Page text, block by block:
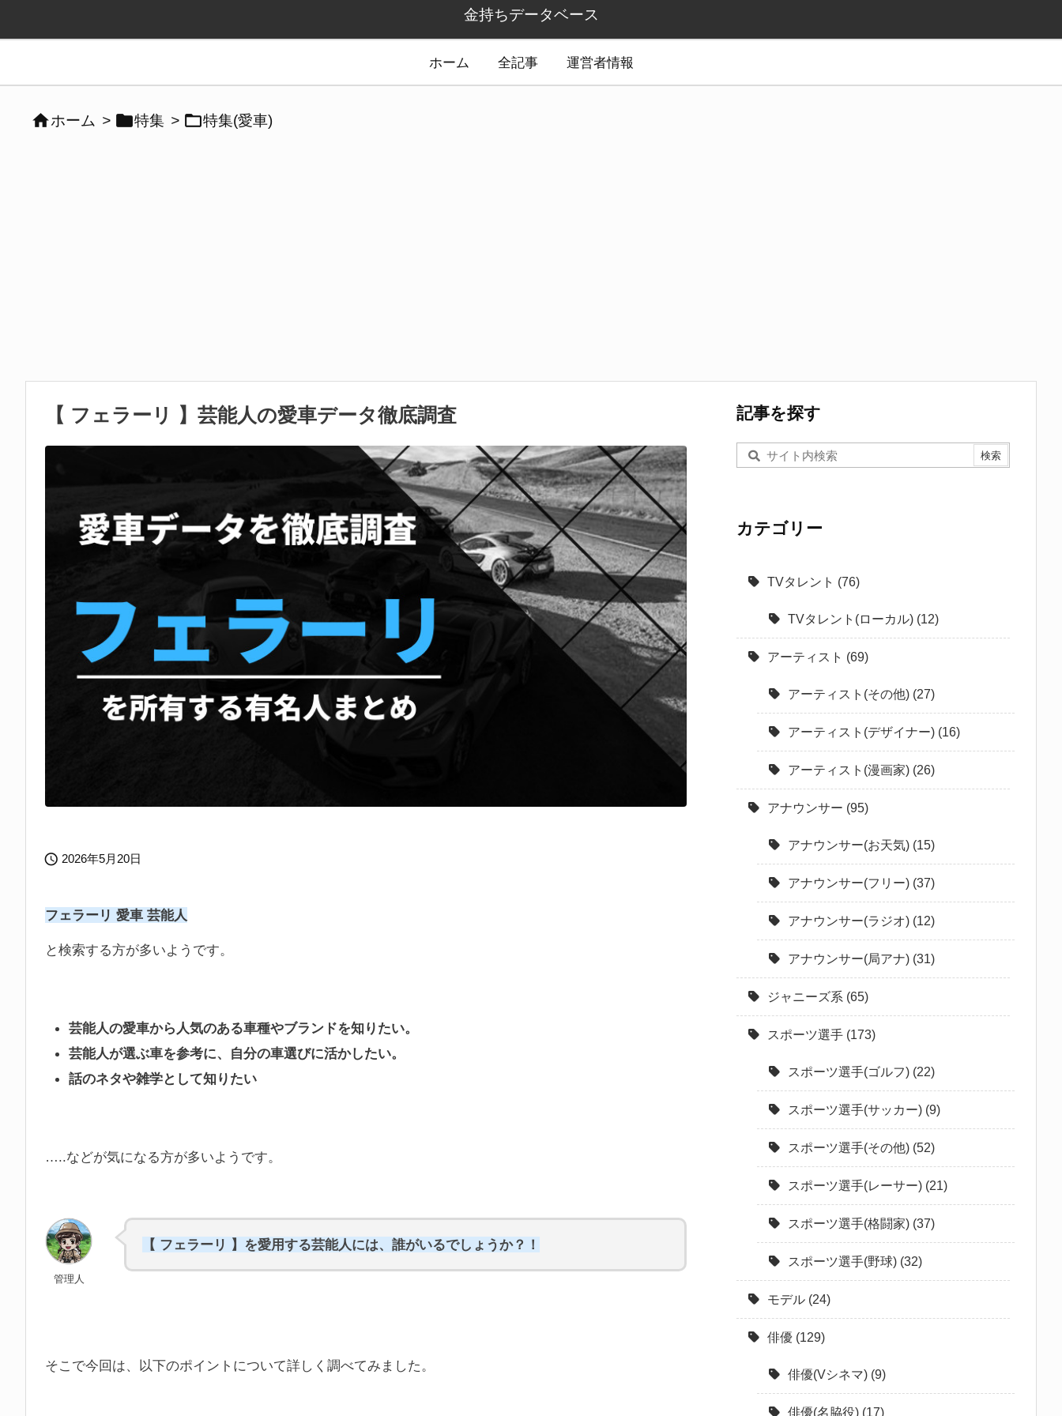
金持ちデータベース
ホーム 全記事 運営者情報
ホーム > 特集 > 特集(愛車)
【 フェラーリ 】芸能人の愛車データ徹底調査
 2026年5月20日
フェラーリ 愛車 芸能人
と検索する方が多いようです。
芸能人の愛車から人気のある車種やブランドを知りたい。
芸能人が選ぶ車を参考に、自分の車選びに活かしたい。
話のネタや雑学として知りたい
…..などが気になる方が多いようです。
管理人
【 フェラーリ 】を愛用する芸能人には、誰がいるでしょうか？！
そこで今回は、以下のポイントについて詳しく調べてみました。
記事を探す
カテゴリー
TVタレント (76)
TVタレント(ローカル) (12)
アーティスト (69)
アーティスト(その他) (27)
アーティスト(デザイナー) (16)
アーティスト(漫画家) (26)
アナウンサー (95)
アナウンサー(お天気) (15)
アナウンサー(フリー) (37)
アナウンサー(ラジオ) (12)
アナウンサー(局アナ) (31)
ジャニーズ系 (65)
スポーツ選手 (173)
スポーツ選手(ゴルフ) (22)
スポーツ選手(サッカー) (9)
スポーツ選手(その他) (52)
スポーツ選手(レーサー) (21)
スポーツ選手(格闘家) (37)
スポーツ選手(野球) (32)
モデル (24)
俳優 (129)
俳優(Vシネマ) (9)
俳優(名脇役) (17)